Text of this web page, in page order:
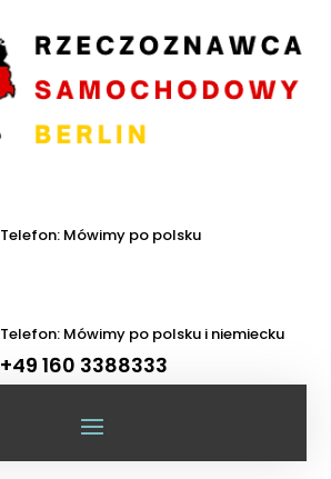
Telefon: Mówimy po polsku
Telefon: Mówimy po polsku i niemiecku
+49 160 3388333